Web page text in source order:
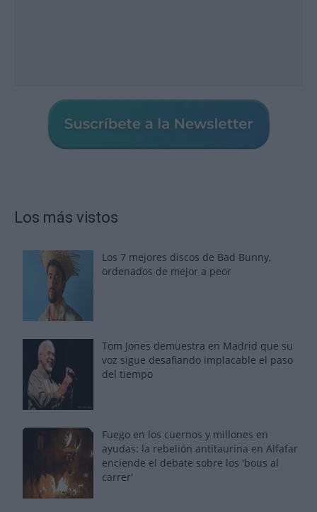
Los más vistos
Los 7 mejores discos de Bad Bunny,
ordenados de mejor a peor
Tom Jones demuestra en Madrid que su
voz sigue desafiando implacable el paso
del tiempo
Fuego en los cuernos y millones en
ayudas: la rebelión antitaurina en Alfafar
enciende el debate sobre los 'bous al
carrer'